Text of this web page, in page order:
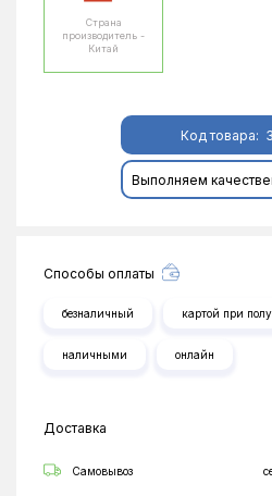
Страна
производитель -
Китай
Код товара:
Выполняем
Способы оплаты
безналичный картой при
наличными онлайн
Доставка
Самовывоз